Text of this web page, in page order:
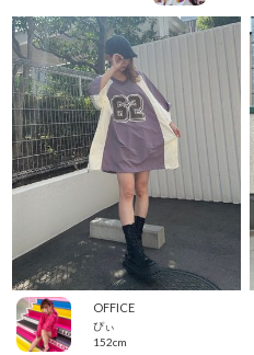
OFFICE
ぴぃ
152cm